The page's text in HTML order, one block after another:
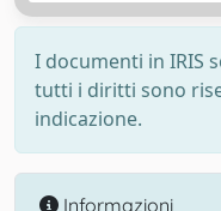
I documenti in IRIS
tutti i diritti sono
indicazione.
Informazioni